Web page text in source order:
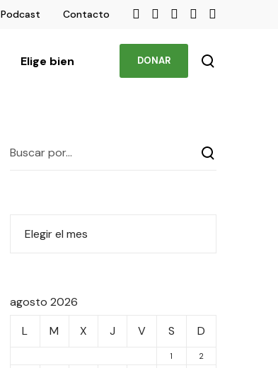
Podcast Contacto
Elige bien DONAR
agosto 2026
L
M X J V S D
1
2